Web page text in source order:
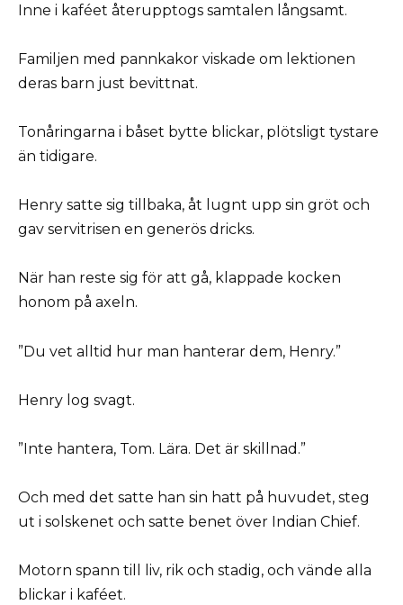
Inne i kaféet återupptogs samtalen långsamt.
Familjen med pannkakor viskade om lektionen
deras barn just bevittnat.
Tonåringarna i båset bytte blickar, plötsligt tystare
än tidigare.
Henry satte sig tillbaka, åt lugnt upp sin gröt och
gav servitrisen en generös dricks.
När han reste sig för att gå, klappade kocken
honom på axeln.
”Du vet alltid hur man hanterar dem, Henry.”
Henry log svagt.
”Inte hantera, Tom. Lära. Det är skillnad.”
Och med det satte han sin hatt på huvudet, steg
ut i solskenet och satte benet över Indian Chief.
Motorn spann till liv, rik och stadig, och vände alla
blickar i kaféet.